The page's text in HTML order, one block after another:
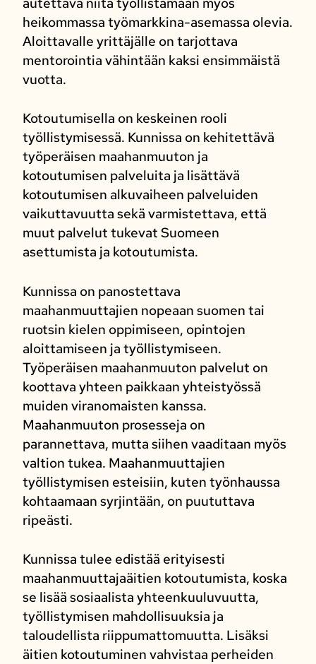
heikommassa työmarkkina-asemassa olevia.
Aloittavalle yrittäjälle on tarjottava
mentorointia vähintään kaksi ensimmäistä
vuotta.
Kotoutumisella on keskeinen rooli
työllistymisessä. Kunnissa on kehitettävä
työperäisen maahanmuuton ja
kotoutumisen palveluita ja lisättävä
kotoutumisen alkuvaiheen palveluiden
vaikuttavuutta sekä varmistettava, että
muut palvelut tukevat Suomeen
asettumista ja kotoutumista.
Kunnissa on panostettava
maahanmuuttajien nopeaan suomen tai
ruotsin kielen oppimiseen, opintojen
aloittamiseen ja työllistymiseen.
Työperäisen maahanmuuton palvelut on
koottava yhteen paikkaan yhteistyössä
muiden viranomaisten kanssa.
Maahanmuuton prosesseja on
parannettava, mutta siihen vaaditaan myös
valtion tukea. Maahanmuuttajien
työllistymisen esteisiin, kuten työnhaussa
kohtaamaan syrjintään, on puututtava
ripeästi.
Kunnissa tulee edistää erityisesti
maahanmuuttajaäitien kotoutumista, koska
se lisää sosiaalista yhteenkuuluvuutta,
työllistymisen mahdollisuuksia ja
taloudellista riippumattomuutta. Lisäksi
äitien kotoutuminen vahvistaa perheiden